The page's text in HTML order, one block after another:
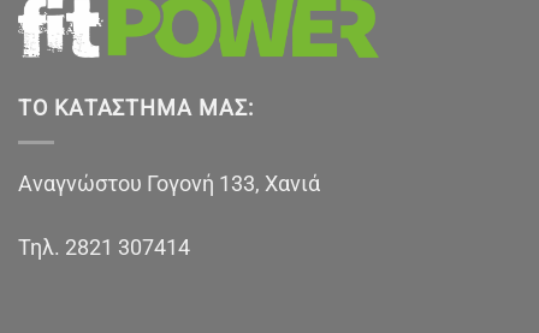
ΤΟ ΚΑΤΆΣΤΗΜΑ ΜΑΣ:
Αναγνώστου Γογονή 133, Χανιά
Τηλ. 2821 307414